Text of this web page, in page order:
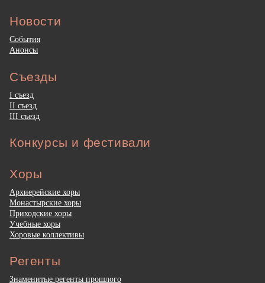
Новости
События
Анонсы
Съезды
I съезд
II съезд
III съезд
Конкурсы и фестивали
Хоры
Архиерейские хоры
Монастырские хоры
Приходские хоры
Учебные хоры
Хоровые коллективы
Регенты
Знаменитые регенты прошлого